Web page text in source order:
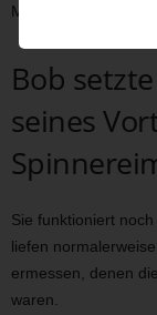
Mills Anfang des 19.
Bob
seines
Sie funktioniert
liefen
ermessen, denen
waren.